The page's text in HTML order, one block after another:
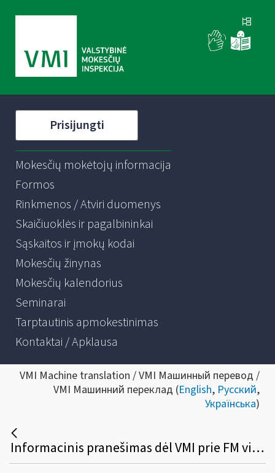
Prisijungti
Mokesčių mokėtojų informacija
Formos
Rinkmenos / Atviri duomenys
Skaičiuoklės ir pagalbininkai
Sąskaitos ir įmokų kodai
Mokesčių žinynas
Mokesčių kalendorius
Seminarai
Tarptautinis apmokestinimas
Kontaktai / Apklausa
VMI Machine translation / VMI Машинный перевод /
VMI Машинний переклад (English, Русский,
Українська)
Informacinis pranešimas dėl VMI prie FM viršininko 2019 m. gruodžio 12 d. įsakymo Nr. VA- 93 „Dėl Pavyzdinės pajamų mokesčio deklaracijos GPM311 formos ir jos priedų formų ir jų užpildymo, pateikimo bei tikslinimo taisyklių patvirtinimo“ pakeitimo